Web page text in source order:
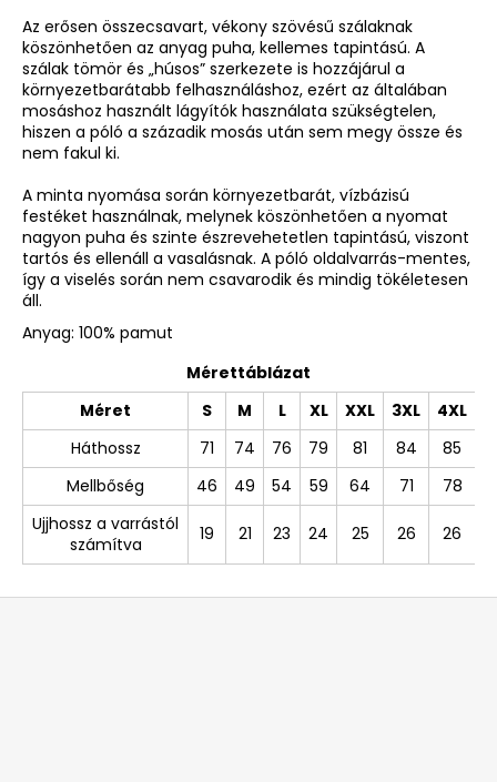
Az erősen összecsavart, vékony szövésű szálaknak
köszönhetően az anyag puha, kellemes tapintású. A
szálak tömör és „húsos” szerkezete is hozzájárul a
környezetbarátabb felhasználáshoz, ezért az általában
mosáshoz használt lágyítók használata szükségtelen,
hiszen a póló a századik mosás után sem megy össze és
nem fakul ki.
A minta nyomása során környezetbarát, vízbázisú
festéket használnak, melynek köszönhetően a nyomat
nagyon puha és szinte észrevehetetlen tapintású, viszont
tartós és ellenáll a vasalásnak. A póló oldalvarrás-mentes,
így a viselés során nem csavarodik és mindig tökéletesen
áll.
Anyag: 100% pamut
Mérettáblázat
Méret
S M L XL XXL 3XL
4XL
Háthossz
71 74 76 79 81 84
85
Mellbőség
46 49 54 59 64 71
78
Ujjhossz a varrástól
számítva
19 21 23 24 25 26 26
L